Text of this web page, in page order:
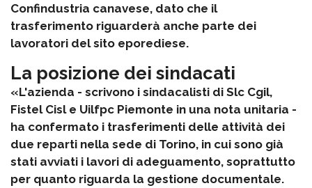
Confindustria canavese, dato che il
trasferimento riguarderà anche parte dei
lavoratori del sito eporediese.
La posizione dei sindacati
«L'azienda - scrivono i sindacalisti di Slc Cgil,
Fistel Cisl e Uilfpc Piemonte in una nota unitaria -
ha confermato i trasferimenti delle attività dei
due reparti nella sede di Torino, in cui sono già
stati avviati i lavori di adeguamento, soprattutto
per quanto riguarda la gestione documentale.